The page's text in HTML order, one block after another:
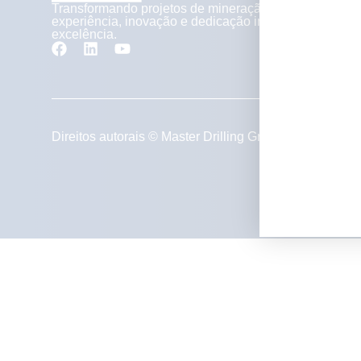
Transformando projetos de mineração com
experiência, inovação e dedicação inigualável à
excelência.
Direitos autorais © Master Drilling Group 2026